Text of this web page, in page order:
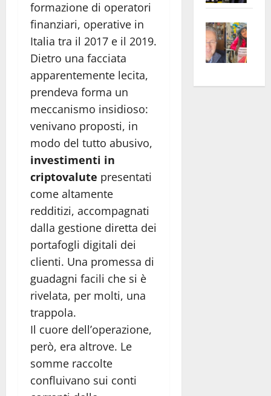
formazione di operatori
finanziari, operative in
Italia tra il 2017 e il 2019.
Dietro una facciata
apparentemente lecita,
prendeva forma un
meccanismo insidioso:
venivano proposti, in
modo del tutto abusivo,
investimenti in
criptovalute presentati
come altamente
redditizi, accompagnati
dalla gestione diretta dei
portafogli digitali dei
clienti. Una promessa di
guadagni facili che si è
rivelata, per molti, una
trappola.
Il cuore dell’operazione,
però, era altrove. Le
somme raccolte
confluivano sui conti
euro
apre